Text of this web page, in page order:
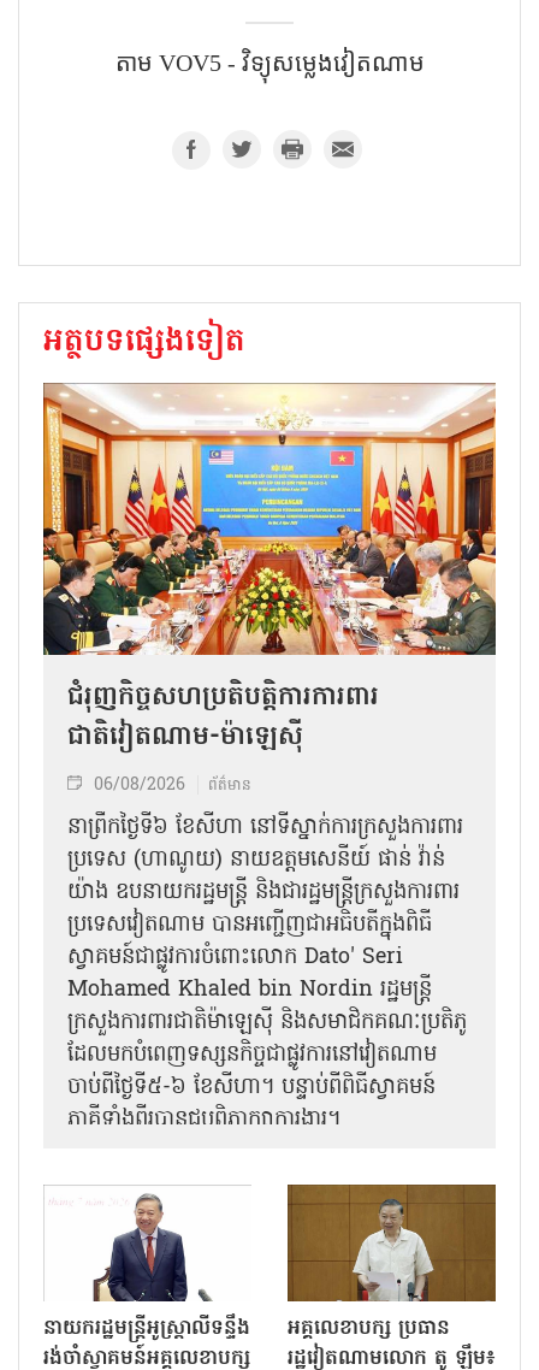
តាម​ VOV5 - វិទ្យុសម្លេងវៀតណាម
អត្ថបទផ្សេងទៀត
ជំរុញកិច្ចសហប្រតិបត្តិការការពារ
ជាតិវៀតណាម-ម៉ាឡេស៊ី
06/08/2026 ព័ត៌មាន
នា​ព្រឹកថ្ងៃទី៦ ខែសីហា នៅទីស្នាក់ការក្រសួងការពារ
ប្រទេស (ហាណូយ) នាយឧត្តមសេនីយ៍ ផាន់ វ៉ាន់
យ៉ាង ឧបនាយករដ្ឋមន្ត្រី និងជារដ្ឋមន្ត្រីក្រសួងការពារ
ប្រទេសវៀតណាម បានអញ្ជើញជាអធិបតីក្នុងពិធី
ស្វាគមន៍ជាផ្លូវការ​ចំពោះលោក Dato' Seri
Mohamed Khaled bin Nordin រដ្ឋមន្ត្រី
ក្រសួងការពារជាតិម៉ាឡេស៊ី និងសមាជិកគណៈប្រតិភូ
ដែលមកបំពេញទស្សនកិច្ចជាផ្លូវការនៅវៀតណាម
ចាប់ពីថ្ងៃទី៥-៦ ខែសីហា។ បន្ទាប់ពីពិធីស្វាគមន៍
ភាគីទាំងពីរបានជួបពិភាក្សាការងារ​។
នាយករដ្ឋមន្ត្រីអូស្ត្រាលីទន្ទឹង
រង់ចាំស្វាគមន៍អគ្គលេខាបក្ស
អគ្គលេខាបក្ស ប្រធាន
រដ្ឋវៀតណាមលោក តូ ឡឹម៖